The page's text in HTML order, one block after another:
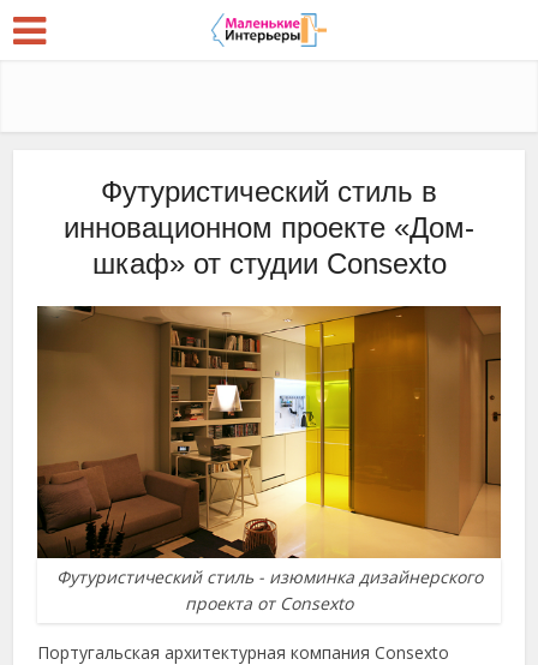
Футуристический стиль в
инновационном проекте «Дом-
шкаф» от студии Consexto
Футуристический стиль - изюминка дизайнерского
проекта от Consexto
Португальская архитектурная компания Consexto